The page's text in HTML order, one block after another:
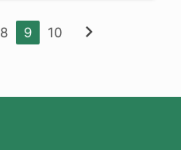
8 9 10 chevron_right